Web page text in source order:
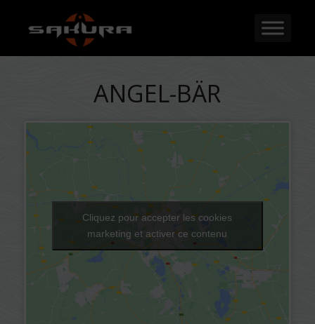
ANGEL-BÄR
Cliquez pour accepter les cookies
marketing et activer ce contenu